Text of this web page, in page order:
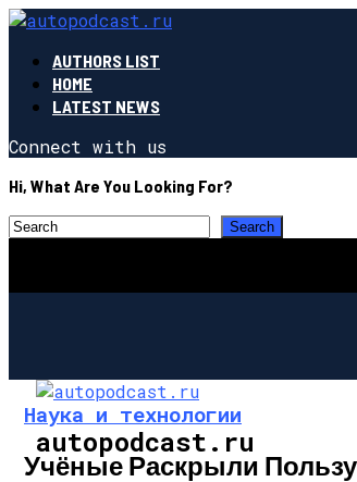
AUTHORS LIST
HOME
LATEST NEWS
Connect with us
Hi, What Are You Looking For?
autopodcast.ru
Наука и технологии
Учёные Раскрыли